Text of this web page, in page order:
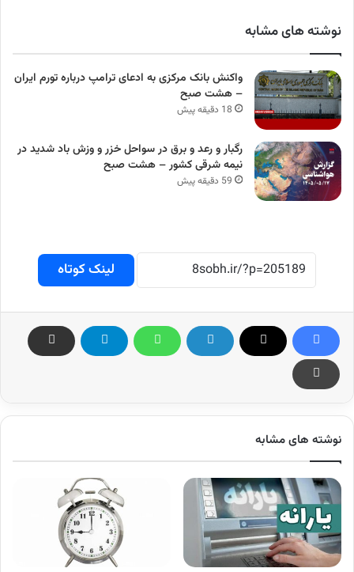
نوشته های مشابه
واکنش بانک مرکزی به ادعای ترامپ درباره تورم ایران
– هشت صبح
18 دقیقه پیش
رگبار و رعد و برق در سواحل خزر و وزش باد شدید در
نیمه شرقی کشور – هشت صبح
59 دقیقه پیش
لینک کوتاه
نوشته های مشابه